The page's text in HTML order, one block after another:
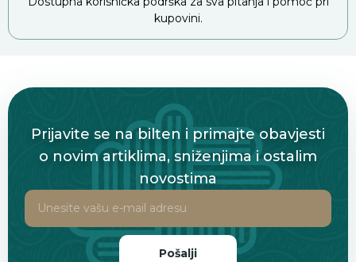
kupovini.
Prijavite se na bilten i primajte obavjesti
o novim artiklima, sniženjima i ostalim
novostima
Pošalji